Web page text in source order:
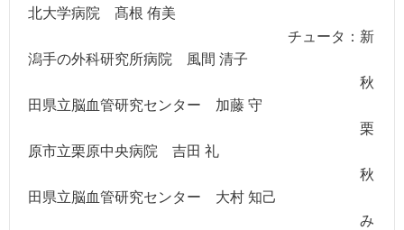
北大学病院 髙根 侑美
チュータ：新
潟手の外科研究所病院 風間 清子
秋
田県立脳血管研究センター 加藤 守
栗
原市立栗原中央病院 吉田 礼
秋
田県立脳血管研究センター 大村 知己
み